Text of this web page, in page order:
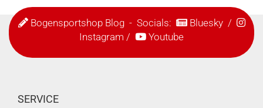
Bogensportshop Blog- Socials: Bluesky/
Instagram / Youtube
SERVICE